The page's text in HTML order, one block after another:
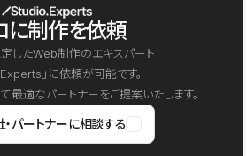
に制作を依頼
したWeb制作のエキスパート
」に依頼が可能です。
最適なパートナーをご提案いたします。
パートナーに相談する